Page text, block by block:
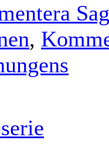
,